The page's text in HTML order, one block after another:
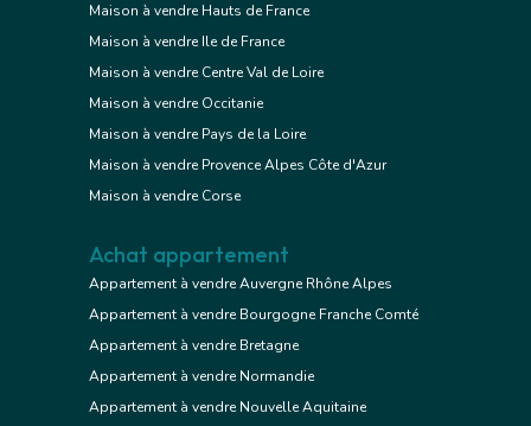
Maison à vendre Hauts de France
Maison à vendre Ile de France
Maison à vendre Centre Val de Loire
Maison à vendre Occitanie
Maison à vendre Pays de la Loire
Maison à vendre Provence Alpes Côte d'Azur
Maison à vendre Corse
Achat appartement
Appartement à vendre Auvergne Rhône Alpes
Appartement à vendre Bourgogne Franche Comté
Appartement à vendre Bretagne
Appartement à vendre Normandie
Appartement à vendre Nouvelle Aquitaine